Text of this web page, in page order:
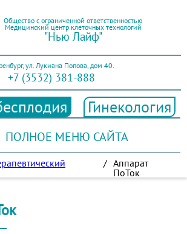
Общество с ограниченной ответственностью
Медицинский центр клеточных технологий
"Нью Лайф"
ул. Лукиана Попова, дом 40.
+7 (3532) 381-888
Гинекология
ПОЛНОЕ МЕНЮ САЙТА
/ Аппарат
ПоТок